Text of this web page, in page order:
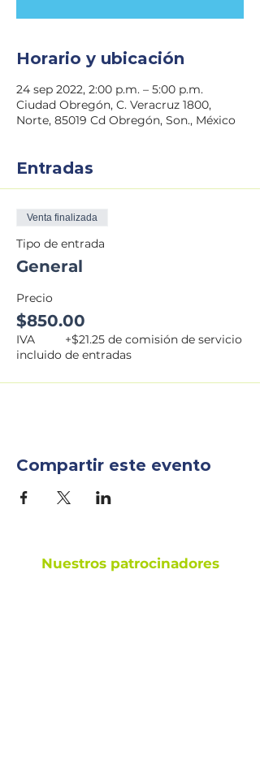
Horario y ubicación
24 sep 2022, 2:00 p.m. – 5:00 p.m.
Ciudad Obregón, C. Veracruz 1800,
Norte, 85019 Cd Obregón, Son., México
Entradas
Venta finalizada
Tipo de entrada
General
Precio
$850.00
IVA
incluido
+$21.25 de comisión de servicio
de entradas
Compartir este evento
Nuestros patrocinadores